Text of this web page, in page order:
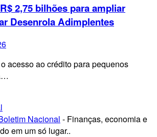
2,75 bilhões para ampliar
Desenrola Adimplentes
acesso ao crédito para pequenos
Nacional - Finanças, economia e
em um só lugar..